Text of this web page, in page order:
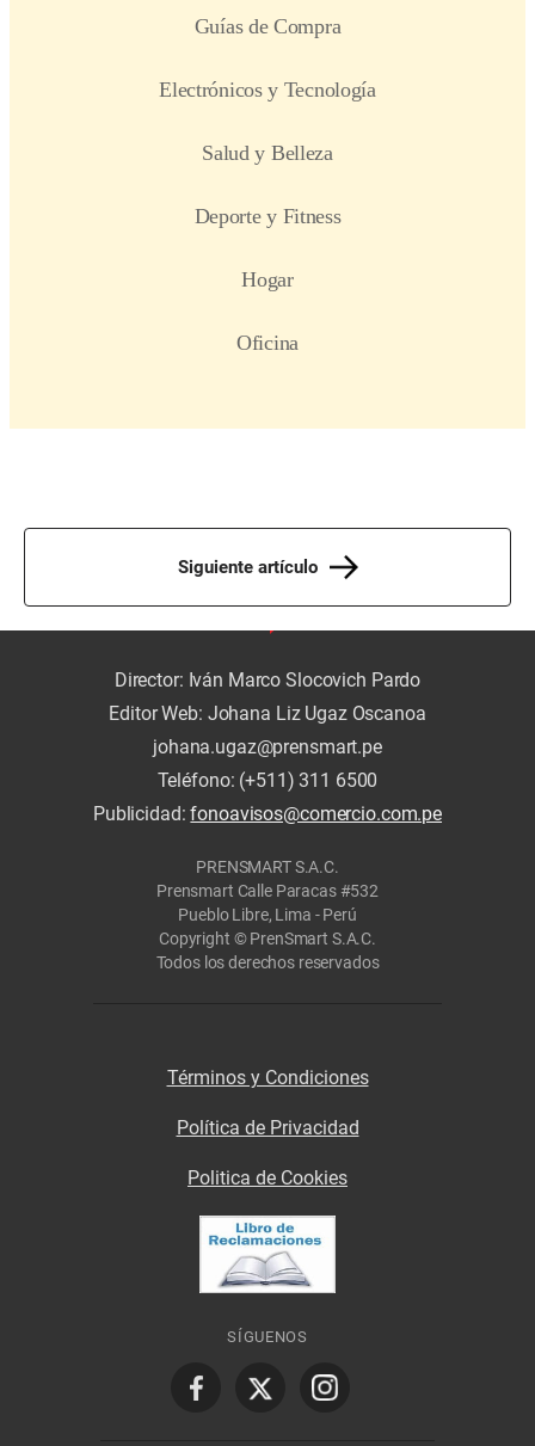
Siguiente artículo
Director: Iván Marco Slocovich Pardo
Editor Web: Johana Liz Ugaz Oscanoa
johana.ugaz@prensmart.pe
Teléfono: (+511) 311 6500
Publicidad:fonoavisos@comercio.com.pe
PRENSMART S.A.C.
Prensmart Calle Paracas #532
Pueblo Libre, Lima - Perú
Copyright © PrenSmart S.A.C.
Todos los derechos reservados
Términos y Condiciones
Política de Privacidad
Politica de Cookies
SÍGUENOS